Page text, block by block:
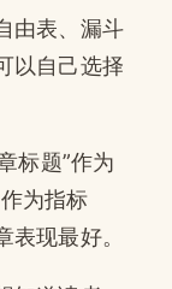
由表、漏斗
以自己选择
标题”作为
为指标
现最好。